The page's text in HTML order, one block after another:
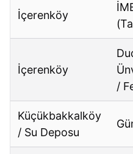
İçerenköy
İçerenköy
/
Küçükbakkalköy
/ Su Deposu